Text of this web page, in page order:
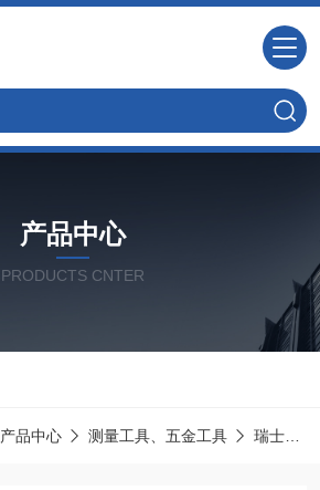
产品中心
PRODUCTS CNTER
产品中心 测量工具、五金工具 瑞士STAUBLI史陶比尔